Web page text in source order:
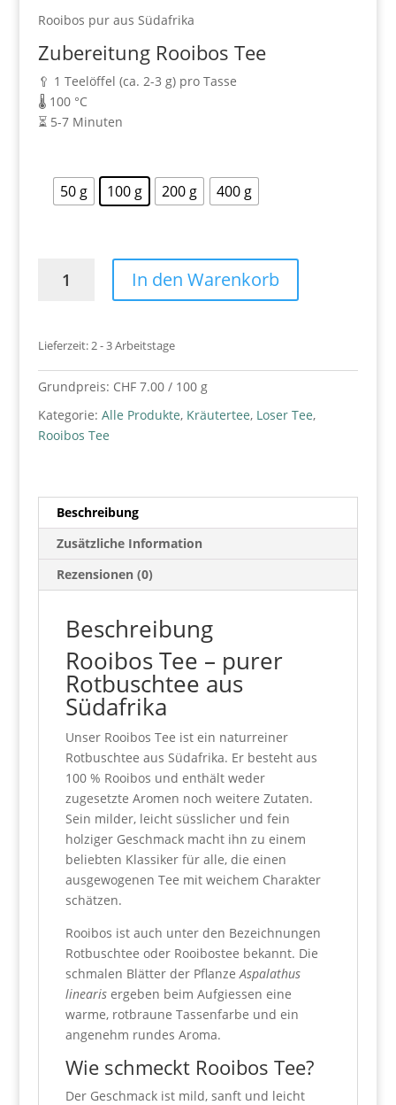
Rooibos pur aus Südafrika
Zubereitung Rooibos Tee
🥄 1 Teelöffel (ca. 2-3 g) pro Tasse
🌡️ 100 °C
⏳ 5-7 Minuten
50 g 100 g 200 g 400 g
In den Warenkorb
Lieferzeit:2 - 3 Arbeitstage
Grundpreis: CHF7.00/ 100 g
Kategorie: Alle Produkte, Kräutertee, Loser Tee,
Rooibos Tee
Beschreibung
Zusätzliche Information
Rezensionen (0)
Beschreibung
Rooibos Tee – purer
Rotbuschtee aus
Südafrika
Unser Rooibos Tee ist ein naturreiner
Rotbuschtee aus Südafrika. Er besteht aus
100 % Rooibos und enthält weder
zugesetzte Aromen noch weitere Zutaten.
Sein milder, leicht süsslicher und fein
holziger Geschmack macht ihn zu einem
beliebten Klassiker für alle, die einen
ausgewogenen Tee mit weichem Charakter
schätzen.
Rooibos ist auch unter den Bezeichnungen
Rotbuschtee oder Rooibostee bekannt. Die
schmalen Blätter der Pflanze Aspalathus
linearisergeben beim Aufgiessen eine
warme, rotbraune Tassenfarbe und ein
angenehm rundes Aroma.
Wie schmeckt Rooibos Tee?
Der Geschmack ist mild, sanft und leicht